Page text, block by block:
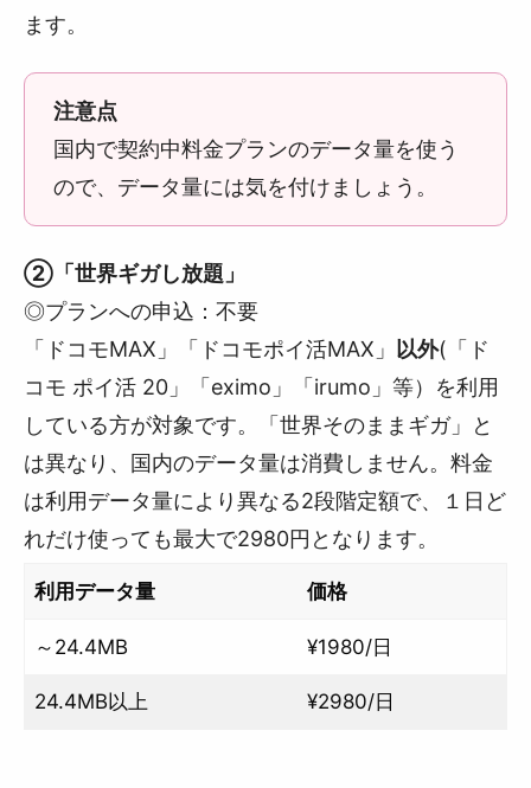
ます。
注意点
国内で契約中料金プランのデータ量を使う
ので、データ量には気を付けましょう。
②「世界ギガし放題」
◎プランへの申込：不要
「ドコモMAX」「ドコモポイ活MAX」
以外(「ド
コモ ポイ活 20」「eximo」「irumo」等）を利用
している方が対象です。「世界そのままギガ」と
は異なり、国内のデータ量は消費しません。料金
は利用データ量により異なる2段階定額で、１日ど
れだけ使っても最大で2980円となります。
利用データ量 価格
～24.4MB ¥1980/日
24.4MB以上 ¥2980/日